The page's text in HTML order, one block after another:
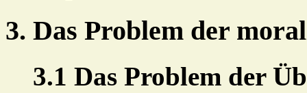
3. Das Problem der
3.1 Das Problem der